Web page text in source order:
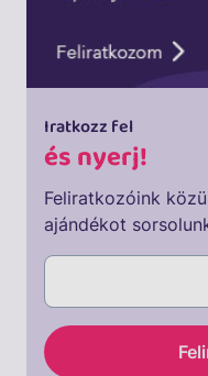
Iratkozz fel
és nyerj!
Feliratkozóink
ajándékot